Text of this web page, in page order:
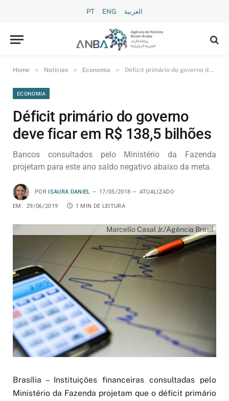
PT ENG العربية
Home » Notícias » Economia » Déficit primário do governo deve ficar em R$ 138,5 bilhões
ECONOMIA
Déficit primário do governo
deve ficar em R$ 138,5 bilhões
Bancos consultados pelo Ministério da Fazenda
projetam para este ano saldo negativo abaixo da meta.
POR ISAURA DANIEL 17/05/2018 ATUALIZADO
EM: 29/06/2019 1 MIN DE LEITURA
Marcello Casal Jr./Agência Brasil
Brasília – Instituições financeiras consultadas pelo
Ministério da Fazenda projetam que o déficit primário